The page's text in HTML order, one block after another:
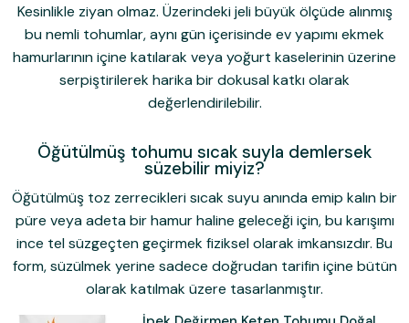
Kesinlikle ziyan olmaz. Üzerindeki jeli büyük ölçüde alınmış
bu nemli tohumlar, aynı gün içerisinde ev yapımı ekmek
hamurlarının içine katılarak veya yoğurt kaselerinin üzerine
serpiştirilerek harika bir dokusal katkı olarak
değerlendirilebilir.
Öğütülmüş tohumu sıcak suyla demlersek
süzebilir miyiz?
Öğütülmüş toz zerrecikleri sıcak suyu anında emip kalın bir
püre veya adeta bir hamur haline geleceği için, bu karışımı
ince tel süzgeçten geçirmek fiziksel olarak imkansızdır. Bu
form, süzülmek yerine sadece doğrudan tarifin içine bütün
olarak katılmak üzere tasarlanmıştır.